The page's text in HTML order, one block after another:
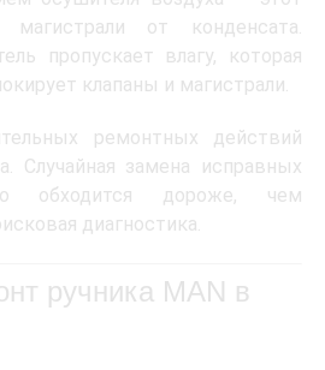
от конденсата.
пропускает влагу, которая
клапаны и магистрали.
ремонтных действий
Случайная замена исправных
обходится дороже, чем
диагностика.
ручника MAN в